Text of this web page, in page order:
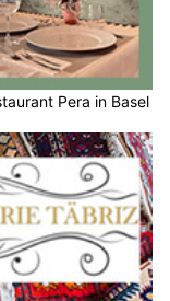
Pera in Basel